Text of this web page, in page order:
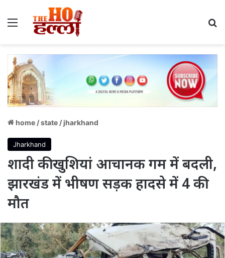
Menu
home /state /jharkhand
Jharkhand
शादी की खुशियां आचानक गम में बदली,
झारखंड में भीषण सड़क हादसे में 4 की
मौत